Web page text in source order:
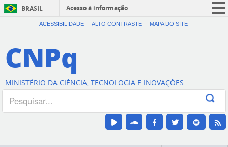
BRASIL
Acesso à informação
CORONAVÍRUS (COVID-19)
Canais
ACESSIBILIDADE ALTO CONTRASTE MAPA DO SITE
CNPq
MINISTÉRIO DA CIÊNCIA, TECNOLOGIA E INOVAÇÕES